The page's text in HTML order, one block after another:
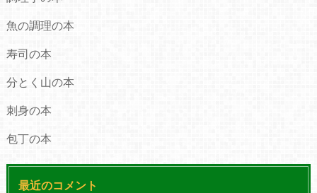
魚の調理の本
寿司の本
分とく山の本
刺身の本
包丁の本
最近のコメント